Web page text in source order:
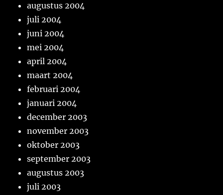
augustus 2004
juli 2004
juni 2004
mei 2004
april 2004
maart 2004
februari 2004
januari 2004
december 2003
november 2003
oktober 2003
september 2003
augustus 2003
juli 2003